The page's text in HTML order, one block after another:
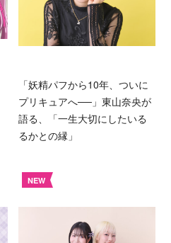
「妖精パフから10年、ついに
プリキュアへ──」東山奈央が
語る、「一生大切にしたいる
るかとの縁」
NEW